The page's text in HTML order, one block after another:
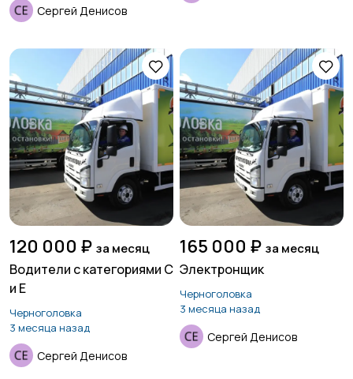
Сергей Денисов
120 000 ₽ за месяц
Водители с категориями С
и Е
Черноголовка
3 месяца назад
Сергей Денисов
165 000 ₽ за месяц
Электронщик
Черноголовка
3 месяца назад
Сергей Денисов